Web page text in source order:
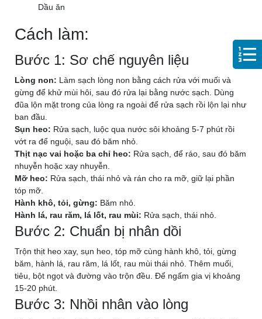
Dầu ăn
Cách làm:
Bước 1: Sơ chế nguyên liệu
Lòng non: Làm sạch lòng non bằng cách rửa với muối và
gừng để khử mùi hôi, sau đó rửa lại bằng nước sạch. Dùng
đũa lộn mặt trong của lòng ra ngoài để rửa sạch rồi lộn lại như
ban đầu.
Sụn heo: Rửa sạch, luộc qua nước sôi khoảng 5-7 phút rồi
vớt ra để nguội, sau đó băm nhỏ.
Thịt nạc vai hoặc ba chỉ heo: Rửa sạch, để ráo, sau đó băm
nhuyễn hoặc xay nhuyễn.
Mỡ heo: Rửa sạch, thái nhỏ và rán cho ra mỡ, giữ lại phần
tóp mỡ.
Hành khô, tỏi, gừng: Băm nhỏ.
Hành lá, rau răm, lá lốt, rau mùi: Rửa sạch, thái nhỏ.
Bước 2: Chuẩn bị nhân dồi
Trộn thịt heo xay, sụn heo, tóp mỡ cùng hành khô, tỏi, gừng
băm, hành lá, rau răm, lá lốt, rau mùi thái nhỏ. Thêm muối,
tiêu, bột ngọt và đường vào trộn đều. Để ngấm gia vị khoảng
15-20 phút.
Bước 3: Nhồi nhân vào lòng